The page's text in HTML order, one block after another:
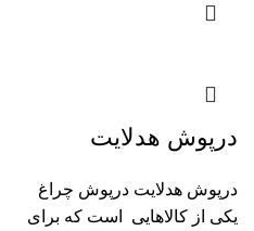
درپوش هدلایت
درپوش هدلایت درپوش چراغ
یکی از کالاهایی است که برای